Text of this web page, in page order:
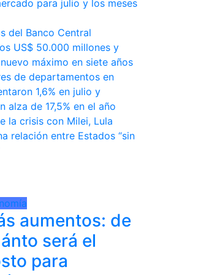
para julio y los meses
del Banco Central
US$ 50.000 millones y
máximo en siete años
de departamentos en
1,6% en julio y
alza de 17,5% en el año
la crisis con Milei, Lula
relación entre Estados “sin
aumentos: de
será el
para